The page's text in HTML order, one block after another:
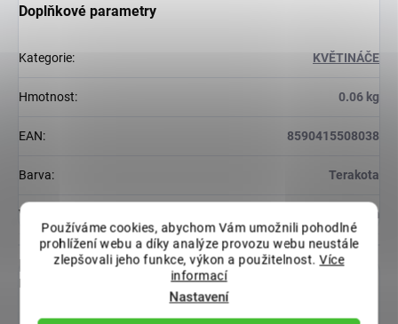
Používáme cookies, abychom Vám umožnili pohodlné
prohlížení webu a díky analýze provozu webu neustále
zlepšovali jeho funkce, výkon a použitelnost.Více
informací
Nastavení
Doplňkové parametry
Kategorie: KVĚTINÁČE
Hmotnost: 0.06 kg
EAN: 8590415508038
Barva: Terakota
Velikost 21-25 cm
Diskuze
Buďte první, kdo napíše příspěvek k této položce.